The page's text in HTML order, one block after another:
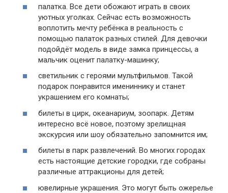
палатка. Все дети обожают играть в своих
уютных уголках. Сейчас есть возможность
воплотить мечту ребёнка в реальность с
помощью палаток разных стилей. Для девочки
подойдёт модель в виде замка принцессы, а
мальчик оценит палатку-машинку;
светильник с героями мультфильмов. Такой
подарок понравится имениннику и станет
украшением его комнаты;
билеты в цирк, океанариум, зоопарк. Детям
интересно всё новое, поэтому зрелищная
экскурсия или шоу обязательно запомнится им;
билеты в парк развлечений. Во многих городах
есть настоящие детские городки, где собраны
различные аттракционы для детей;
ювелирные украшения. Это могут быть ожерелье